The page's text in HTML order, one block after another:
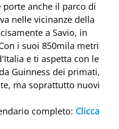
porte anche il parco di
nelle vicinanze della
a Savio, in
i suoi 850mila metri
e ti aspetta con le
Guinness dei primati,
ma soprattutto nuovi
completo: Clicca